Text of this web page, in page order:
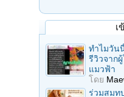
เ
ทำไมวัน
รีวิวจาก
แมวฟ้า
โดย
ร่วมสมท